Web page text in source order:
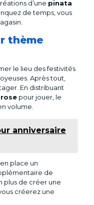
d’une pinata
de temps, vous
thème
le lieu des festivités
Après tout,
En distribuant
pour jouer, le
volume.
anniversaire
place un
de
plus de créer une
créerez une